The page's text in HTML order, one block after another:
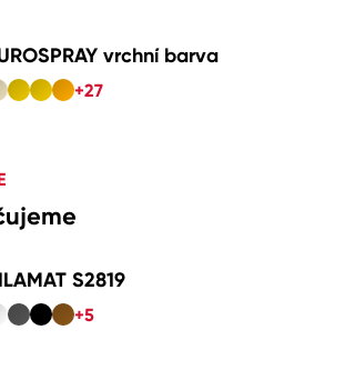
vrchní barva
+27
S2819
+5